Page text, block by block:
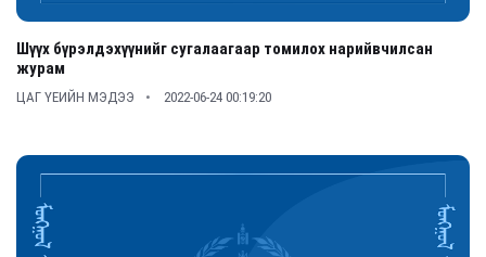
Шүүх бүрэлдэхүүнийг сугалаагаар томилох нарийвчилсан
журам
ЦАГ ҮЕИЙН МЭДЭЭ 2022-06-24 00:19:20